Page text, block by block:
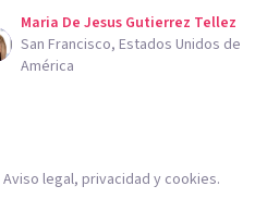
Maria De Jesus Gutierrez Tellez
San Francisco, Estados Unidos de
América
Aviso legal, privacidad y cookies.